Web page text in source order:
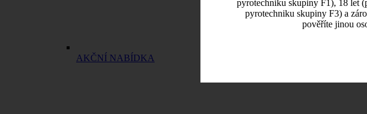
AKČNÍ NABÍDKA
pyrotechniku skupiny F1), 18 let
pyrotechniku skupiny F3) a
pověříte jinou